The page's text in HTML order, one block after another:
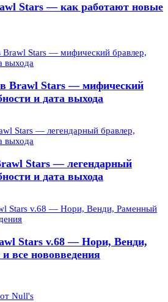
Stars — как работают новые
Brawl Stars — мифический
и дата выхода
Stars — легендарный
и дата выхода
Stars v.68 — Нори, Венди,
все нововведения